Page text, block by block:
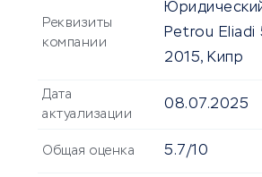
Реквизиты
компании
Petrou Eliadi
2015, Кипр
Дата
актуализации
08.07.2025
Общая оценка 5.7/10